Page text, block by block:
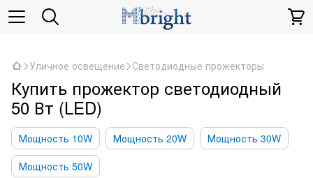
Уличное освещение Светодиодные прожекторы
Купить прожектор светодиодный
50 Вт (LED)
Мощность 10W Мощность 20W
Мощность 30W
Мощность 50W